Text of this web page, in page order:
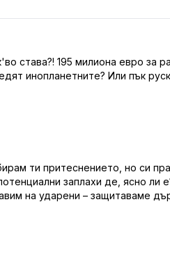
става?! 195 милиона евро за
инопланетните? Или пък
ти притеснението, но си
заплахи де, ясно ли
на ударени – защитаваме